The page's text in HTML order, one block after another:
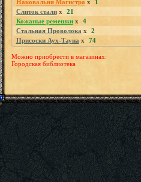
Наковальня Магистра x
1
Слиток сталиx
21
Кожаные ремешкиx
4
Стальная Проволока x
2
Присоски Аух-Тауна x 74
Можно приобрести в магазинах:
Городская библиотека